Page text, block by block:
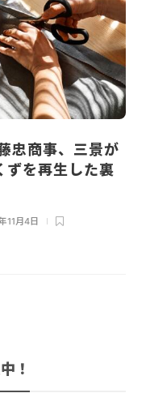
忠商事、三景が
ずを再生した裏
11月4日
！